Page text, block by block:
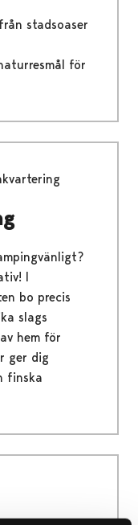
stadsoaser
för
I
bo precis
slags
hem för
ger dig
finska